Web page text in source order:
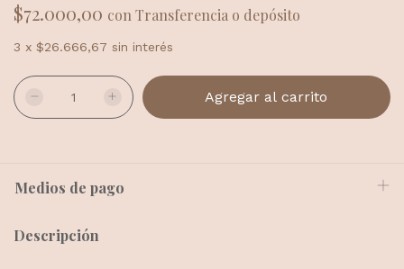
$72.000,00 con Transferencia o depósito
3 x $26.666,67 sin interés
Medios de pago
Descripción